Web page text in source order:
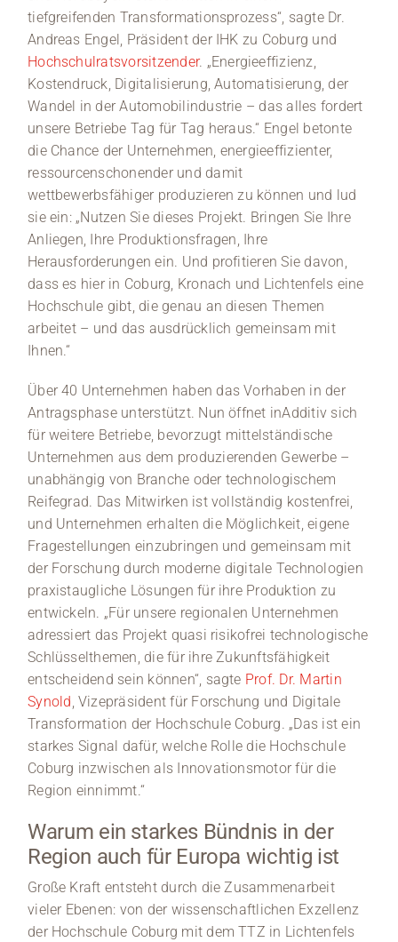
tiefgreifenden Transformationsprozess“, sagte Dr.
Andreas Engel, Präsident der IHK zu Coburg und
Hochschulratsvorsitzender. „Energieeffizienz,
Kostendruck, Digitalisierung, Automatisierung, der
Wandel in der Automobilindustrie – das alles fordert
unsere Betriebe Tag für Tag heraus.“ Engel betonte
die Chance der Unternehmen, energieeffizienter,
ressourcenschonender und damit
wettbewerbsfähiger produzieren zu können und lud
sie ein: „Nutzen Sie dieses Projekt. Bringen Sie Ihre
Anliegen, Ihre Produktionsfragen, Ihre
Herausforderungen ein. Und profitieren Sie davon,
dass es hier in Coburg, Kronach und Lichtenfels eine
Hochschule gibt, die genau an diesen Themen
arbeitet – und das ausdrücklich gemeinsam mit
Ihnen.“
Über 40 Unternehmen haben das Vorhaben in der
Antragsphase unterstützt. Nun öffnet inAdditiv sich
für weitere Betriebe, bevorzugt mittelständische
Unternehmen aus dem produzierenden Gewerbe –
unabhängig von Branche oder technologischem
Reifegrad. Das Mitwirken ist vollständig kostenfrei,
und Unternehmen erhalten die Möglichkeit, eigene
Fragestellungen einzubringen und gemeinsam mit
der Forschung durch moderne digitale Technologien
praxistaugliche Lösungen für ihre Produktion zu
entwickeln. „Für unsere regionalen Unternehmen
adressiert das Projekt quasi risikofrei technologische
Schlüsselthemen, die für ihre Zukunftsfähigkeit
entscheidend sein können“, sagte Prof. Dr. Martin
Synold, Vizepräsident für Forschung und Digitale
Transformation der Hochschule Coburg. „Das ist ein
starkes Signal dafür, welche Rolle die Hochschule
Coburg inzwischen als Innovationsmotor für die
Region einnimmt.“
Warum ein starkes Bündnis in der
Region auch für Europa wichtig ist
Große Kraft entsteht durch die Zusammenarbeit
vieler Ebenen: von der wissenschaftlichen Exzellenz
der Hochschule Coburg mit dem TTZ in Lichtenfels